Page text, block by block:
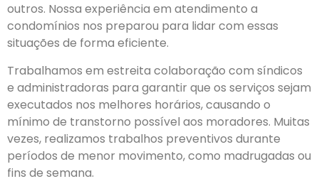
outros. Nossa experiência em atendimento a
condomínios nos preparou para lidar com essas
situações de forma eficiente.
Trabalhamos em estreita colaboração com síndicos
e administradoras para garantir que os serviços sejam
executados nos melhores horários, causando o
mínimo de transtorno possível aos moradores. Muitas
vezes, realizamos trabalhos preventivos durante
períodos de menor movimento, como madrugadas ou
fins de semana.